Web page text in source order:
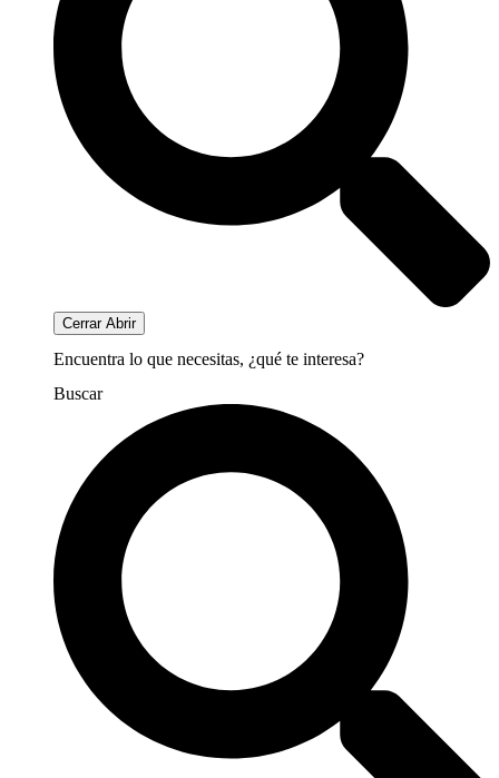
Cerrar Abrir
Encuentra lo que necesitas, ¿qué te interesa?
Buscar